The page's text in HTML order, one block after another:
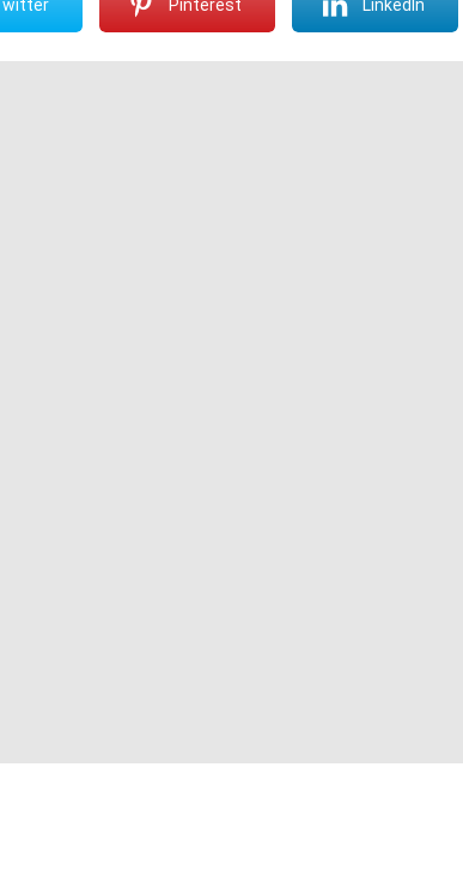
Pinterest LinkedIn